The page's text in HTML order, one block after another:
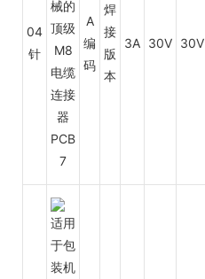
04
针
A
编
码
焊
接
版
本
3A 30V 30V